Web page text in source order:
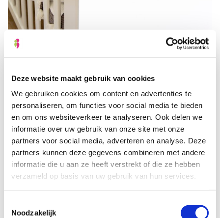
Deze website maakt gebruik van cookies
We gebruiken cookies om content en advertenties te
personaliseren, om functies voor social media te bieden
en om ons websiteverkeer te analyseren. Ook delen we
informatie over uw gebruik van onze site met onze
partners voor social media, adverteren en analyse. Deze
partners kunnen deze gegevens combineren met andere
informatie die u aan ze heeft verstrekt of die ze hebben
verzameld op basis van uw gebruik van hun services.
Noodzakelijk
Voorlichting
Naast de medische controles, geeft de
kraamverzorgende ook veel voorlichting, tips en
adviezen over onder andere de verzorging van je
kindje en voeding. Vanuit onsBorstvoeding
Expertisecentrum, kunnen we zelfs
lactatiekundigenenborstvoedingscoachesinschakelen
voor extra ondersteuning bij borstvoeding.